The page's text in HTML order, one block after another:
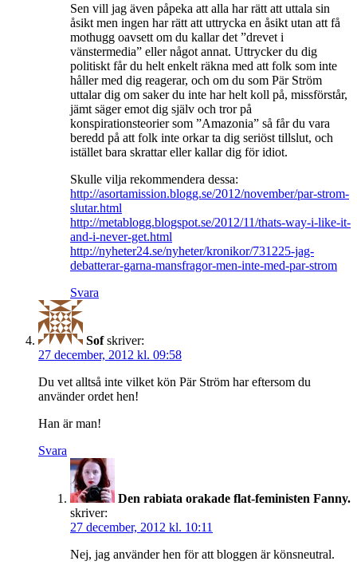
Sen vill jag även påpeka att alla har rätt att uttala sin
åsikt men ingen har rätt att uttrycka en åsikt utan att få
mothugg oavsett om du kallar det ”drevet i
vänstermedia” eller något annat. Uttrycker du dig
politiskt får du helt enkelt räkna med att folk som inte
håller med dig reagerar, och om du som Pär Ström
uttalar dig om saker du inte har helt koll på, missförstår,
jämt säger emot dig själv och tror på
konspirationsteorier som ”Amazonia” så får du vara
beredd på att folk inte orkar ta dig seriöst tillslut, och
istället bara skrattar eller kallar dig för idiot.
Skulle vilja rekommendera dessa:
http://asortamission.blogg.se/2012/november/par-strom-
slutar.html
http://metablogg.blogspot.se/2012/11/thats-way-i-like-it-
and-i-never-get.html
http://nyheter24.se/nyheter/kronikor/731225-jag-
debatterar-garna-mansfragor-men-inte-med-par-strom
Svara
Sof skriver:
27 december, 2012 kl. 09:58
Du vet alltså inte vilket kön Pär Ström har eftersom du
använder ordet hen!
Han är man!
Svara
Den rabiata orakade flat-feministen Fanny.
skriver:
27 december, 2012 kl. 10:11
Nej, jag använder hen för att bloggen är könsneutral.